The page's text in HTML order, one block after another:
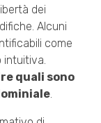
dei
Alcuni
come
intuitiva.
quali sono